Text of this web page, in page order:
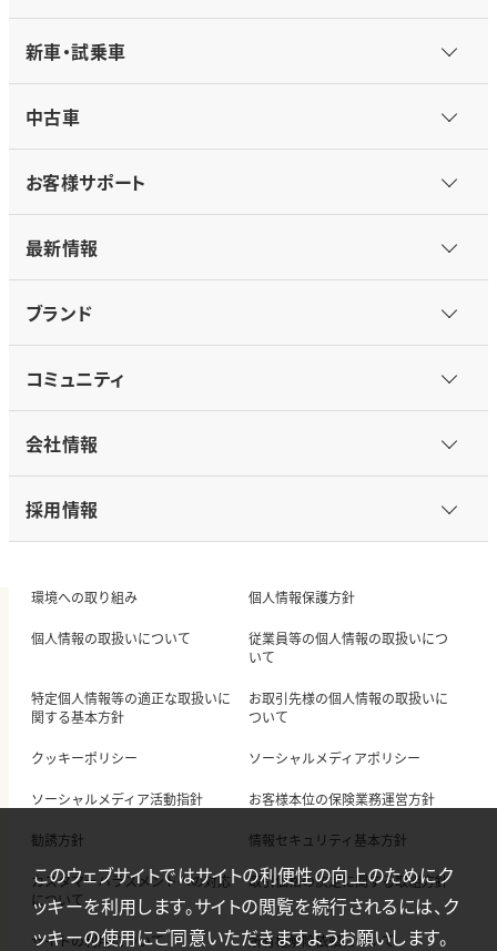
新車・試乗車
中古車
お客様サポート
最新情報
ブランド
コミュニティ
会社情報
採用情報
環境への取り組み 個人情報保護方針
個人情報の取扱いについて
従業員等の個人情報の取扱いにつ
いて
特定個人情報等の適正な取扱いに
関する基本方針
お取引先様の個人情報の取扱いに
ついて
クッキーポリシー ソーシャルメディアポリシー
ソーシャルメディア活動指針 お客様本位の保険業務運営方針
勧誘方針 情報セキュリティ基本方針
カスタマーハラスメントへの対応
について
取引価格の決定に関する取組方針
サイトの利用について 所有権解除依頼について
このウェブサイトではサイトの利便性の向上のためにク
ッキーを利用します。サイトの閲覧を続行されるには、ク
ッキーの使用にご同意いただきますようお願いします。